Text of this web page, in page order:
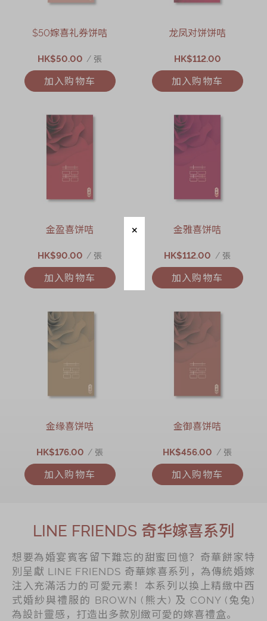
$50嫁喜礼券饼咭
HK$50.00 / 張
加入购物车
龙凤对饼饼咭
HK$112.00
加入购物车
金盈喜饼咭
HK$90.00 / 張
加入购物车
金雅喜饼咭
HK$112.00 / 張
加入购物车
金缘喜饼咭
HK$176.00 / 張
加入购物车
金御喜饼咭
HK$456.00 / 張
加入购物车
LINE FRIENDS 奇华嫁喜系列
想要為婚宴賓客留下難忘的甜蜜回憶？奇華餅家特
別呈獻 LINE FRIENDS 奇華嫁喜系列，為傳統婚嫁
注入充滿活力的可愛元素！本系列以換上精緻中西
式婚紗與禮服的 BROWN (熊大) 及 CONY (兔兔)
為設計靈感，打造出多款別緻可愛的嫁喜禮盒。